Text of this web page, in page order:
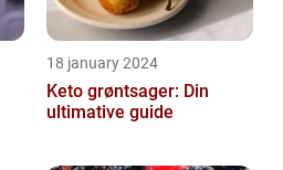
18 january 2024
Keto grøntsager: Din
ultimative guide